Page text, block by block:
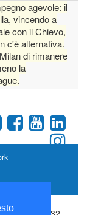
agevole: il
vincendo a
con il Chievo,
c'è alternativa.
di rimanere
la